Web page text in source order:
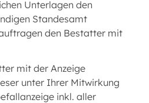
Unterlagen den
Standesamt
den Bestatter mit
mit der Anzeige
unter Ihrer Mitwirkung
inkl. aller